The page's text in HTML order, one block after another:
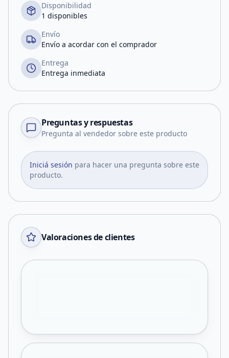
Disponibilidad
1 disponibles
Envío
Envío a acordar con el comprador
Entrega
Entrega inmediata
Preguntas y respuestas
Pregunta al vendedor sobre este producto
Iniciá sesión para hacer una pregunta sobre este
producto.
Valoraciones de clientes